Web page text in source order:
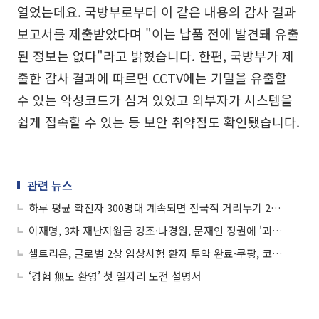
열었는데요. 국방부로부터 이 같은 내용의 감사 결과
보고서를 제출받았다며 "이는 납품 전에 발견돼 유출
된 정보는 없다"라고 밝혔습니다. 한편, 국방부가 제
출한 감사 결과에 따르면 CCTV에는 기밀을 유출할
수 있는 악성코드가 심겨 있었고 외부자가 시스템을
쉽게 접속할 수 있는 등 보안 취약점도 확인됐습니다.
관련 뉴스
하루 평균 확진자 300명대 계속되면 전국적 거리두기 2단계 검토·檢, 조주빈 공범에 징역 20년 구형 外 (사회)
이재명, 3차 재난지원금 강조·나경원, 문재인 정권에 '괴물정권' 外 (정치)
셀트리온, 글로벌 2상 임상시험 환자 투약 완료·쿠팡, 코로나19 확진자 발생에 잠실 본사 폐쇄 外 (경제)
‘경험 無도 환영’ 첫 일자리 도전 설명서